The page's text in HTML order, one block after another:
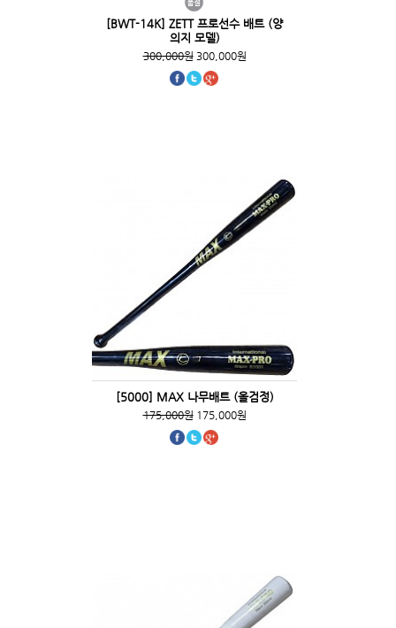
[BWT-14K] ZETT 프로선수 배트 (양
의지 모델)
300,000원300,000원
[5000] MAX 나무배트 (올검정)
175,000원175,000원